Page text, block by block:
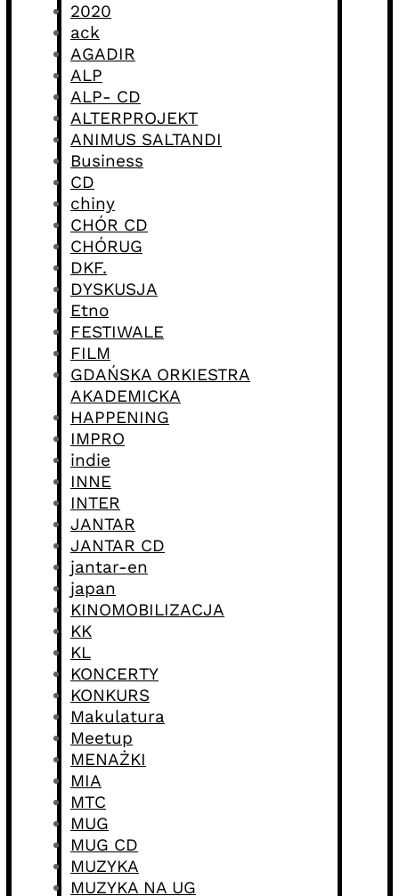
2020
ack
AGADIR
ALP
ALP- CD
ALTERPROJEKT
ANIMUS SALTANDI
Business
CD
chiny
CHÓR CD
CHÓRUG
DKF.
DYSKUSJA
Etno
FESTIWALE
FILM
GDAŃSKA ORKIESTRA
AKADEMICKA
HAPPENING
IMPRO
indie
INNE
INTER
JANTAR
JANTAR CD
jantar-en
japan
KINOMOBILIZACJA
KK
KL
KONCERTY
KONKURS
Makulatura
Meetup
MENAŻKI
MIA
MTC
MUG
MUG CD
MUZYKA
MUZYKA NA UG